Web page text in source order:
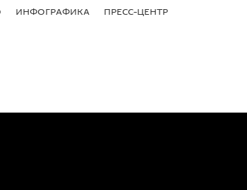
ИНФОГРАФИКА ПРЕСС-ЦЕНТР